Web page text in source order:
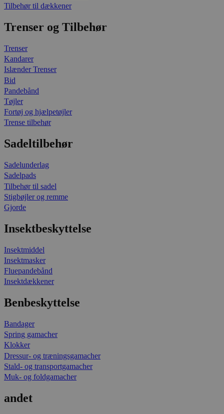
Tilbehør til dækkener
Trenser og Tilbehør
Trenser
Kandarer
Islænder Trenser
Bid
Pandebånd
Tøjler
Fortøj og hjælpetøjler
Trense tilbehør
Sadeltilbehør
Sadelunderlag
Sadelpads
Tilbehør til sadel
Stigbøjler og remme
Gjorde
Insektbeskyttelse
Insektmiddel
Insektmasker
Fluepandebånd
Insektdækkener
Benbeskyttelse
Bandager
Spring gamacher
Klokker
Dressur- og træningsgamacher
Stald- og transportgamacher
Muk- og foldgamacher
andet